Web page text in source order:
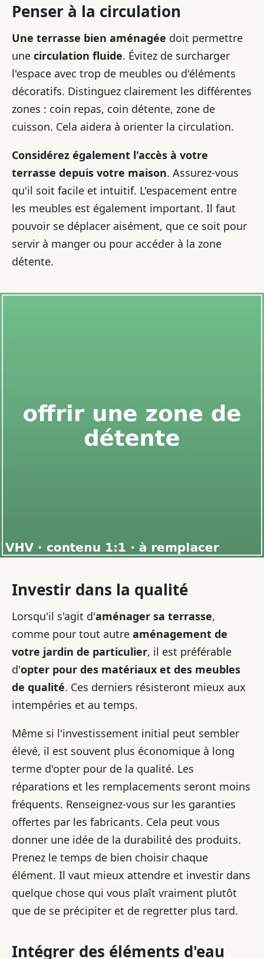
Penser à la circulation
Une terrasse bien aménagée doit permettre
une circulation fluide. Évitez de surcharger
l'espace avec trop de meubles ou d'éléments
décoratifs. Distinguez clairement les différentes
zones : coin repas, coin détente, zone de
cuisson. Cela aidera à orienter la circulation.
Considérez également l'accès à votre
terrasse depuis votre maison. Assurez-vous
qu'il soit facile et intuitif. L'espacement entre
les meubles est également important. Il faut
pouvoir se déplacer aisément, que ce soit pour
servir à manger ou pour accéder à la zone
détente.
Investir dans la qualité
Lorsqu'il s'agit d'aménager sa terrasse,
comme pour tout autre aménagement de
votre jardin de particulier, il est préférable
d'opter pour des matériaux et des meubles
de qualité. Ces derniers résisteront mieux aux
intempéries et au temps.
Même si l'investissement initial peut sembler
élevé, il est souvent plus économique à long
terme d'opter pour de la qualité. Les
réparations et les remplacements seront moins
fréquents. Renseignez-vous sur les garanties
offertes par les fabricants. Cela peut vous
donner une idée de la durabilité des produits.
Prenez le temps de bien choisir chaque
élément. Il vaut mieux attendre et investir dans
quelque chose qui vous plaît vraiment plutôt
que de se précipiter et de regretter plus tard.
Intégrer des éléments d'eau